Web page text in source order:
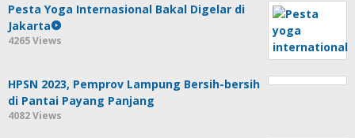
Pesta Yoga Internasional Bakal Digelar di
Jakarta
4265 Views
HPSN 2023, Pemprov Lampung Bersih-bersih
di Pantai Payang Panjang
4082 Views